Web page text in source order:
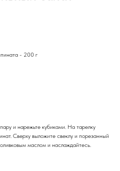
- 200 г
и нарежьте кубиками. На тарелку
Сверху выложите свеклу и порезанный
маслом и наслаждайтесь.